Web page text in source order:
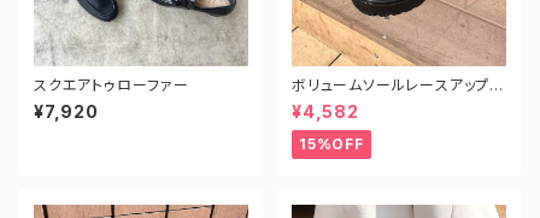
スクエアトゥローファー
¥7,920
ボリュームソールレースアップシ
ューズ
¥4,582
15%OFF